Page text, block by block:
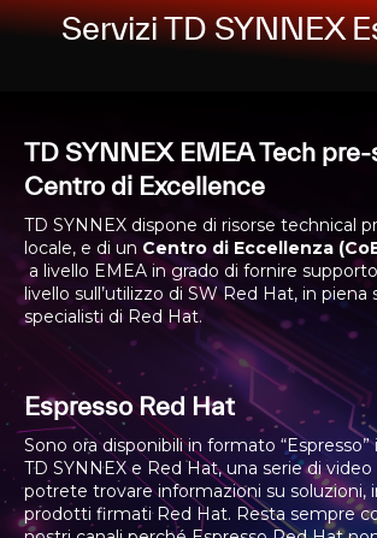
Servizi TD SYNNEX
TD SYNNEX EMEA Tech
Centro di Excellence
TD SYNNEX dispone di risorse technical
locale, e di un Centro di Eccellenza
a livello EMEA in grado di fornire
livello sull’utilizzo di SW Red Hat, in piena
specialisti di Red Hat.
Espresso Red Hat
Sono ora disponibili in formato
TD SYNNEX e Red Hat, una serie di video
potrete trovare informazioni su soluzioni,
prodotti firmati Red Hat. Resta sempre